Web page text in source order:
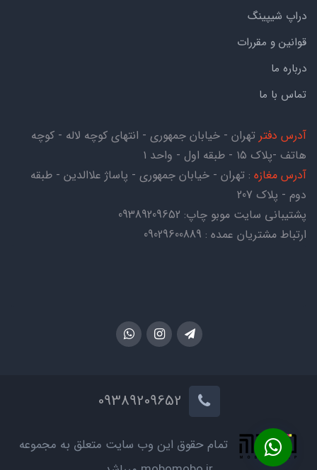
دراپ شیپینگ
قوانین و مقررات
درباره ما
تماس با ما
آدرس دفتر تهران - خیابان جمهوری - انتهای کوچه لاله - کوچه
هاتف -پلاک ۱۵ - طبقه اول - واحد ۱
آدرس مغازه : تهران - خیابان جمهوری - پاساژ علاالدین - طبقه
دوم - پلاک 207
پشتیبانی سایت موبو چاپ: 09389209652
ارتباط مشتریان عمده : 09029600889
تمام حقوق این وب سایت متعلق به مجموعه